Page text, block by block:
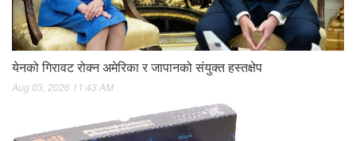
येनको गिरावट रोक्न अमेरिका र जापानको संयुक्त हस्तक्षेप
Aug 03, 2026 11:43 AM